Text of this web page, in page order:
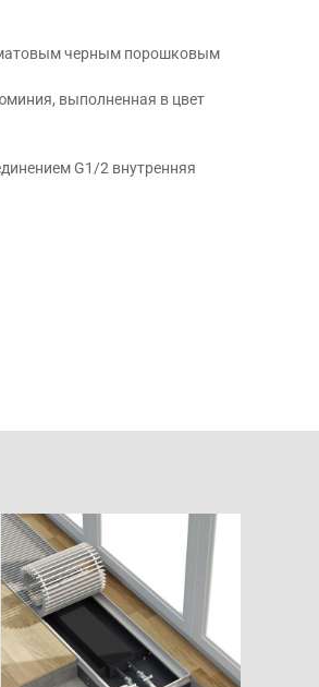
матовым черным порошковым
выполненная в цвет
G1/2 внутренняя